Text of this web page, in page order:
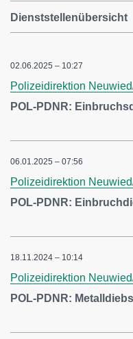
Dienststellenübersicht
02.06.2025 – 10:27
Polizeidirektion
POL-PDNR:
06.01.2025 – 07:56
Polizeidirektion
POL-PDNR:
18.11.2024 – 10:14
Polizeidirektion
POL-PDNR: